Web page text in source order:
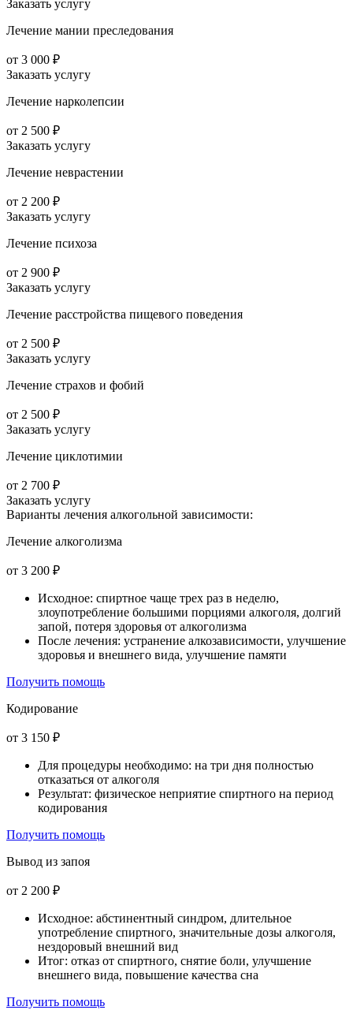
Заказать услугу
Лечение мании преследования
от 3 000 ₽
Заказать услугу
Лечение нарколепсии
от 2 500 ₽
Заказать услугу
Лечение неврастении
от 2 200 ₽
Заказать услугу
Лечение психоза
от 2 900 ₽
Заказать услугу
Лечение расстройства пищевого поведения
от 2 500 ₽
Заказать услугу
Лечение страхов и фобий
от 2 500 ₽
Заказать услугу
Лечение циклотимии
от 2 700 ₽
Заказать услугу
Варианты лечения алкогольной зависимости:
Лечение алкоголизма
от 3 200 ₽
Исходное: спиртное чаще трех раз в неделю,
злоупотребление большими порциями алкоголя, долгий
запой, потеря здоровья от алкоголизма
После лечения: устранение алкозависимости, улучшение
здоровья и внешнего вида, улучшение памяти
Получить помощь
Кодирование
от 3 150 ₽
Для процедуры необходимо: на три дня полностью
отказаться от алкоголя
Результат: физическое неприятие спиртного на период
кодирования
Получить помощь
Вывод из запоя
от 2 200 ₽
Исходное: абстинентный синдром, длительное
употребление спиртного, значительные дозы алкоголя,
нездоровый внешний вид
Итог: отказ от спиртного, снятие боли, улучшение
внешнего вида, повышение качества сна
Получить помощь